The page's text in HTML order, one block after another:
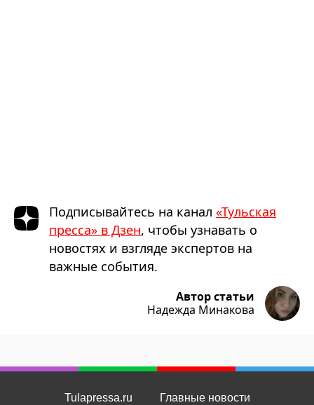
Подписывайтесь на канал «Тульская
пресса» в Дзен, чтобы узнавать о
новостях и взгляде экспертов на
важные события.
Автор статьи
Надежда Минакова
Tulapressa.ru
Главные новости